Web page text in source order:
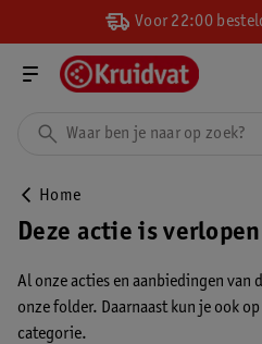
Voor 22:00
Home
Deze actie is verlopen
Al onze acties en aanbiedingen van
onze folder. Daarnaast kun je ook
categorie.